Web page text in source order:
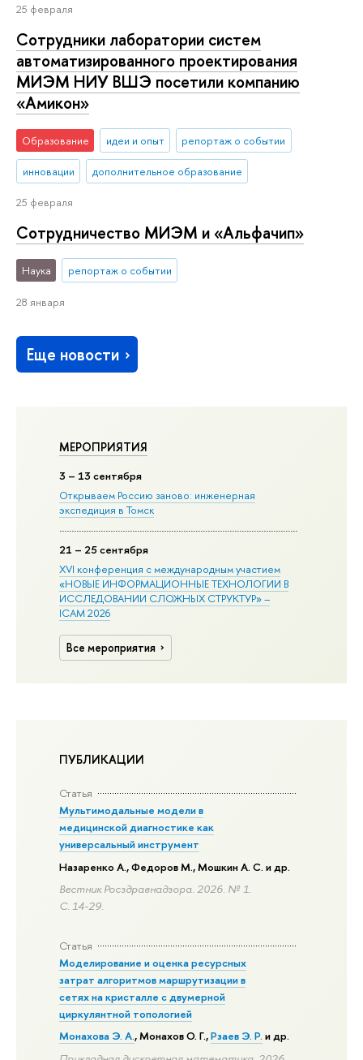
МЕРОПРИЯТИЯ
3 – 13 сентября
Открываем Россию заново: инженерная
экспедиция в Томск
21 – 25 сентября
XVI конференция с международным участием
«НОВЫЕ ИНФОРМАЦИОННЫЕ ТЕХНОЛОГИИ В
ИССЛЕДОВАНИИ СЛОЖНЫХ СТРУКТУР» –
ICAM 2026
Все мероприятия
ПУБЛИКАЦИИ
Статья
Мультимодальные модели в
медицинской диагностике как
универсальный инструмент
Назаренко А., Федоров М.,Мошкин А. С. и др.
Вестник Росздравнадзора. 2026. № 1.
С. 14-29.
Статья
Моделирование и оценка ресурсных
затрат алгоритмов маршрутизации в
сетях на кристалле с двумерной
циркулянтной топологией
Монахова Э. А., Монахов О. Г.,Рзаев Э. Р. и др.
25 февраля
Сотрудники лаборатории систем
автоматизированного проектирования
МИЭМ НИУ ВШЭ посетили компанию
«Амикон»
Образование идеи и опыт репортаж о событии
инновации дополнительное образование
25 февраля
Сотрудничество МИЭМ и «Альфачип»
Наука репортаж о событии
28 января
Еще новости